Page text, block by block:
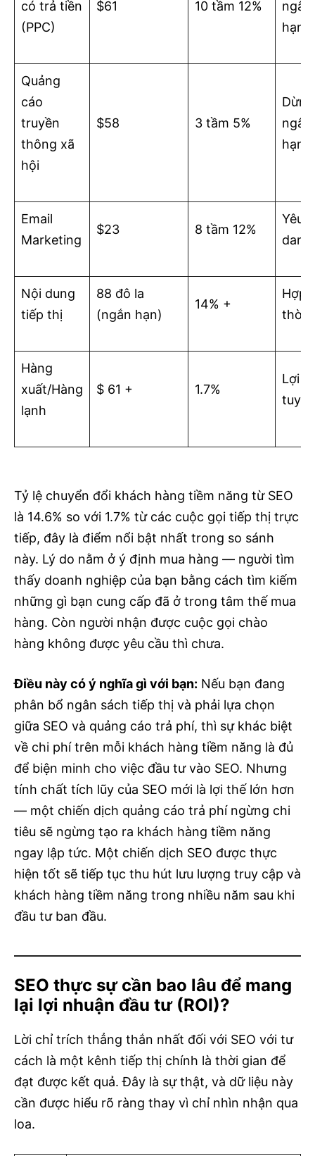
có trả tiền
(PPC)
$61 10 tầm 12%
hạn
Quảng
cáo
truyền
thông xã
hội
$58 3 tầm 5%
hạn
Email
Marketing
$23 8 tầm 12%
Yêu
Nội dung
tiếp thị
88 đô la
(ngắn hạn)
14% +
Hợp
thời
Hàng
xuất/Hàng
lạnh
$ 61 + 1.7%
Lợi
Tỷ lệ chuyển đổi khách hàng tiềm năng từ SEO
là 14.6% so với 1.7% từ các cuộc gọi tiếp thị trực
tiếp, đây là điểm nổi bật nhất trong so sánh
này. Lý do nằm ở ý định mua hàng — người tìm
thấy doanh nghiệp của bạn bằng cách tìm kiếm
những gì bạn cung cấp đã ở trong tâm thế mua
hàng. Còn người nhận được cuộc gọi chào
hàng không được yêu cầu thì chưa.
Điều này có ý nghĩa gì với bạn: Nếu bạn đang
phân bổ ngân sách tiếp thị và phải lựa chọn
giữa SEO và quảng cáo trả phí, thì sự khác biệt
về chi phí trên mỗi khách hàng tiềm năng là đủ
để biện minh cho việc đầu tư vào SEO. Nhưng
tính chất tích lũy của SEO mới là lợi thế lớn hơn
— một chiến dịch quảng cáo trả phí ngừng chi
tiêu sẽ ngừng tạo ra khách hàng tiềm năng
ngay lập tức. Một chiến dịch SEO được thực
hiện tốt sẽ tiếp tục thu hút lưu lượng truy cập và
khách hàng tiềm năng trong nhiều năm sau khi
đầu tư ban đầu.
SEO thực sự cần bao lâu để mang
lại lợi nhuận đầu tư (ROI)?
Lời chỉ trích thẳng thắn nhất đối với SEO với tư
cách là một kênh tiếp thị chính là thời gian để
đạt được kết quả. Đây là sự thật, và dữ liệu này
cần được hiểu rõ ràng thay vì chỉ nhìn nhận qua
loa.